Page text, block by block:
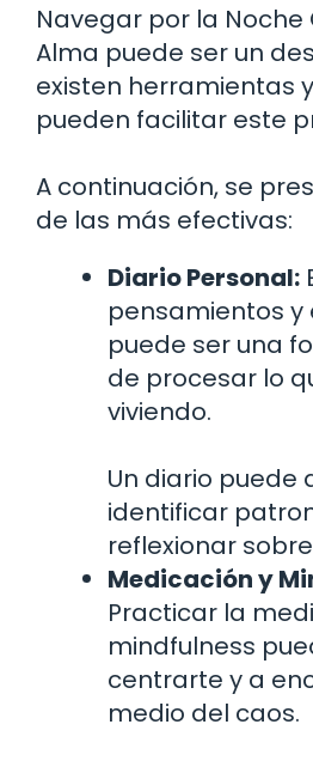
Navegar por la Noche
Alma puede ser un
existen herramientas
pueden facilitar este
A continuación, se
de las más efectivas:
Diario Personal:
pensamientos y
puede ser una
de procesar lo
viviendo.
Un diario puede
identificar
reflexionar
Medicación y
Practicar la
mindfulness
centrarte y a
medio del caos.